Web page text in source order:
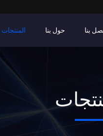
المنتجات حول بنا بنا